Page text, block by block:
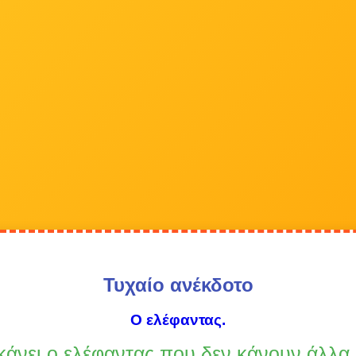
Τυχαίο ανέκδοτο
Ο ελέφαντας.